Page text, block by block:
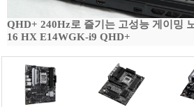
QHD+ 240Hz로 즐기는 고성능 게이밍
16 HX E14WGK-i9 QHD+